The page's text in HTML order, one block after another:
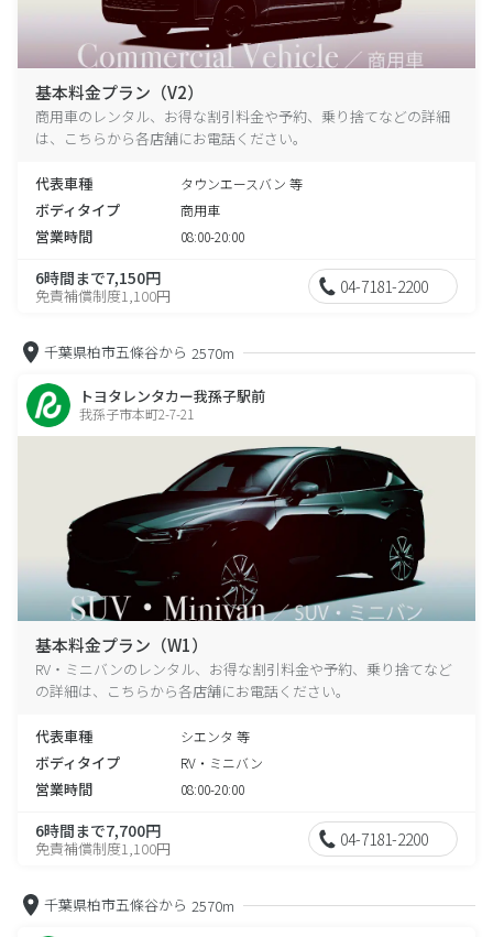
基本料金プラン（V2）
商用車のレンタル、お得な割引料金や予約、乗り捨てなどの詳細
は、こちらから各店舗にお電話ください。
代表車種 タウンエースバン 等
ボディタイプ 商用車
営業時間 08:00-20:00
6時間まで7,150円
免責補償制度1,100円 04-7181-2200
千葉県柏市五條谷から 2570m
トヨタレンタカー我孫子駅前
我孫子市本町2-7-21
基本料金プラン（W1）
RV・ミニバンのレンタル、お得な割引料金や予約、乗り捨てなど
の詳細は、こちらから各店舗にお電話ください。
代表車種 シエンタ 等
ボディタイプ RV・ミニバン
営業時間 08:00-20:00
6時間まで7,700円
免責補償制度1,100円 04-7181-2200
千葉県柏市五條谷から 2570m